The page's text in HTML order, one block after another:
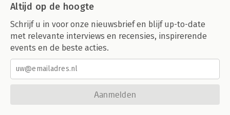
Altijd op de hoogte
Schrijf u in voor onze nieuwsbrief en blijf up-to-date
met relevante interviews en recensies, inspirerende
events en de beste acties.
Aanmelden